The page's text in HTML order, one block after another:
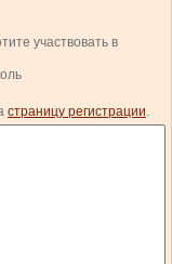
участвовать в
страницу регистрации.